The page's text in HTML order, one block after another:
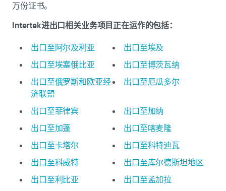
万份证书。
Intertek进出口相关业务项目正在运作的包括：
出口至阿尔及利亚
出口至埃及
出口至埃塞俄比亚
出口至博茨瓦纳
出口至俄罗斯和欧亚经
济联盟
出口至厄瓜多尔
出口至菲律宾
出口至加纳
出口至加蓬
出口至喀麦隆
出口至卡塔尔
出口至科特迪瓦
出口至科威特
出口至库尔德斯坦地区
出口至利比亚
出口至孟加拉